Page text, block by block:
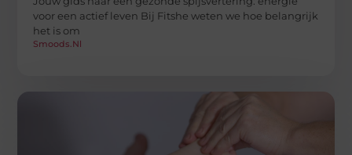
voor een actief leven Bij Fitshe weten we hoe belangrijk
het is om
Smoods.nl